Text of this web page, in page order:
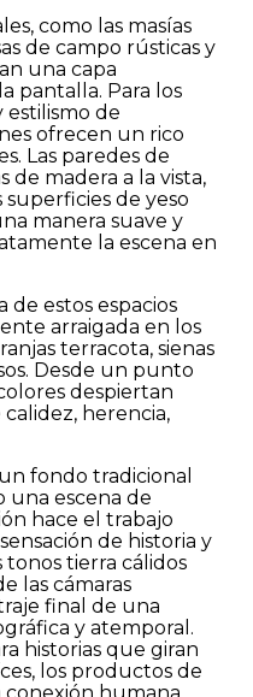
como las masías
de campo rústicas y
una capa
pantalla. Para los
estilismo de
ofrecen un rico
Las paredes de
de madera a la vista,
superficies de yeso
manera suave y
la escena en
de estos espacios
arraigada en los
terracota, sienas
Desde un punto
despiertan
herencia,
fondo tradicional
una escena de
hace el trabajo
de historia y
tonos tierra cálidos
las cámaras
final de una
y atemporal.
historias que giran
los productos de